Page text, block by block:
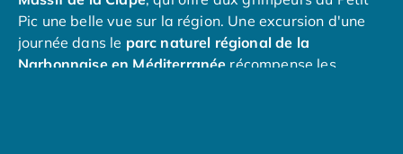
Paiement en plusieurs fois
Paiement en plusieurs fois - avec ONEY BANK
Notre programme de fidélité
Pic une belle vue sur la région. Une excursion d'une
journée dans le parc naturel régional de la
Narbonnaise en Méditerranée récompense les